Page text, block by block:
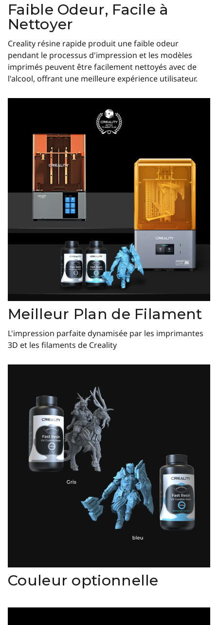
Faible Odeur, Facile à
Nettoyer
Creality résine rapide produit une faible odeur
pendant le processus d'impression et les modèles
imprimés peuvent être facilement nettoyés avec de
l'alcool, offrant une meilleure expérience utilisateur.
Meilleur Plan de Filament
L'impression parfaite dynamisée par les imprimantes
3D et les filaments de Creality
Couleur optionnelle